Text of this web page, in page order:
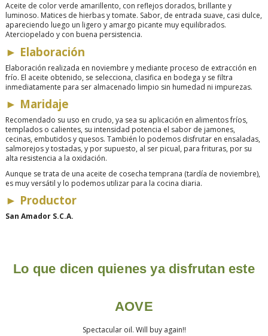
Aceite de color verde amarillento, con reflejos dorados, brillante y
luminoso. Matices de hierbas y tomate. Sabor, de entrada suave, casi dulce,
apareciendo luego un ligero y amargo picante muy equilibrados.
Aterciopelado y con buena persistencia.
► Elaboración
Elaboración realizada en noviembre y mediante proceso de extracción en
frío. El aceite obtenido, se selecciona, clasifica en bodega y se filtra
inmediatamente para ser almacenado limpio sin humedad ni impurezas.
► Maridaje
Recomendado su uso en crudo, ya sea su aplicación en alimentos fríos,
templados o calientes, su intensidad potencia el sabor de jamones,
cecinas, embutidos y quesos. También lo podemos disfrutar en ensaladas,
salmorejos y tostadas, y por supuesto, al ser picual, para frituras, por su
alta resistencia a la oxidación.
Aunque se trata de una aceite de cosecha temprana (tardía de noviembre),
es muy versátil y lo podemos utilizar para la cocina diaria.
► Productor
San Amador S.C.A.
Lo que dicen quienes ya disfrutan este
AOVE
Spectacular oil. Will buy again!!